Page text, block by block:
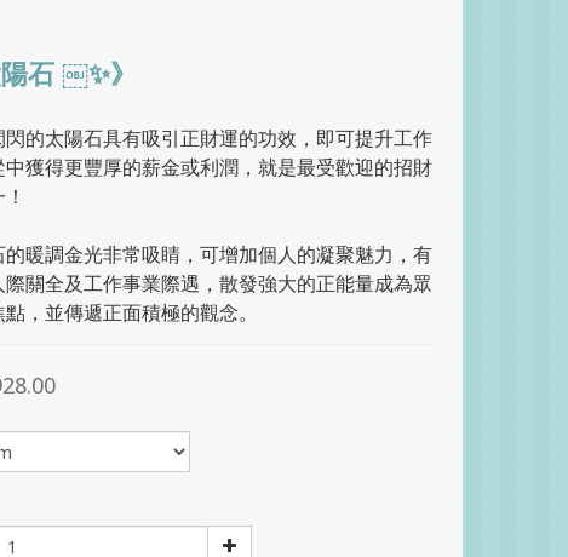
陽石 ￼✨》
閃的太陽石具有吸引正財運的功效，即可提升工作
中獲得更豐厚的薪金或利潤，就是最受歡迎的招財
的暖調金光非常吸睛，可增加個人的凝聚魅力，有
際關全及工作事業際遇，散發強大的正能量成為眾
點，並傳遞正面積極的觀念。